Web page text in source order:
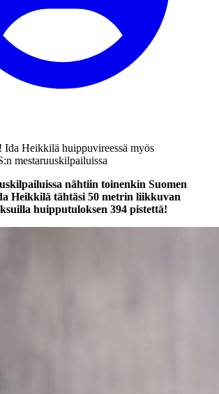
Heikkilä huippuvireessä myös
mestaruuskilpailuissa
nähtiin toinenkin Suomen
Heikkilä tähtäsi 50 metrin liikkuvan
huipputuloksen 394 pistettä!